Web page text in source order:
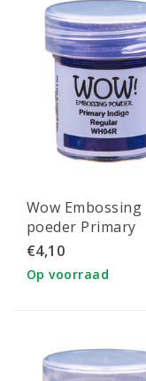
Wow Embossing
poeder Primary
Indigo 15ml
€4,10
Op voorraad